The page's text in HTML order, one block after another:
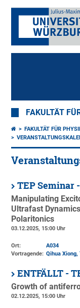
FAKULTÄT
FAKULTÄT FÜR
TEP Seminar
Manipulating
Ultrafast
Polaritonics
03.12.2025, 15:00 Uhr
Ort:
A034
Vortragende: Qihua
ENTFÄLLT -
Growth of
02.12.2025, 15:00 Uhr